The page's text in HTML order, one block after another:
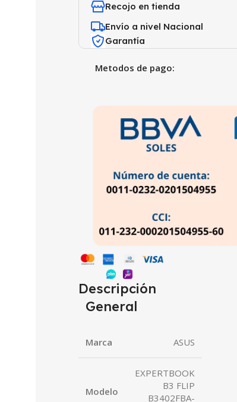
Recojo en tienda
Envío a nivel Nacional
Garantía
Metodos de pago:
Descripción
General
Marca ASUS
Modelo
EXPERTBOOK
B3 FLIP
B3402FBA-